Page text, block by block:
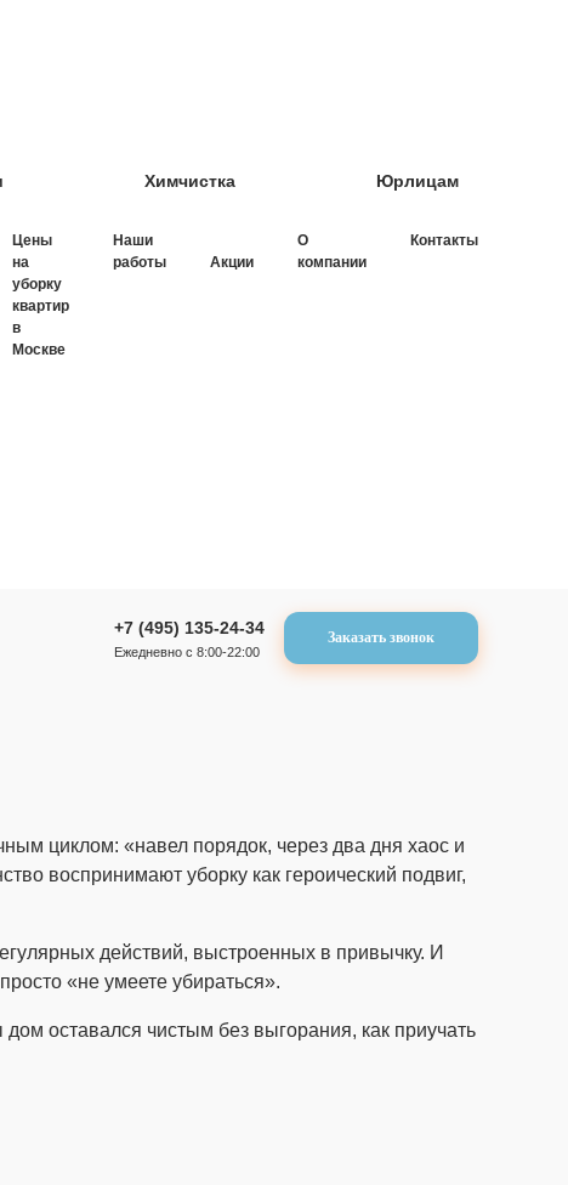
Цены
на
уборку
квартир
в
Москве
Наши
работы
Акции
О
компании
Контакты
+7 (495) 135-24-34
Ежедневно с 8:00-22:00
Заказать звонок
Химчистка Юрлицам
циклом: «навел порядок, через два дня хаос и
воспринимают уборку как героический подвиг,
действий, выстроенных в привычку. И
«не умеете убираться».
оставался чистым без выгорания, как приучать